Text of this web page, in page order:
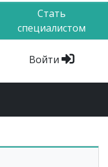
Стать
специалистом
Войти